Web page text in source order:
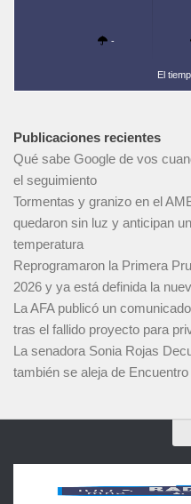
-
El
Publicaciones recientes
Qué sabe Google de vos
el seguimiento
Tormentas y granizo en el
quedaron sin luz y anticipan
temperatura
Reprogramaron la Primera
2026 y ya está definida la
La AFA publicó un
tras el fallido proyecto para
La senadora Sonia Rojas
también se aleja de